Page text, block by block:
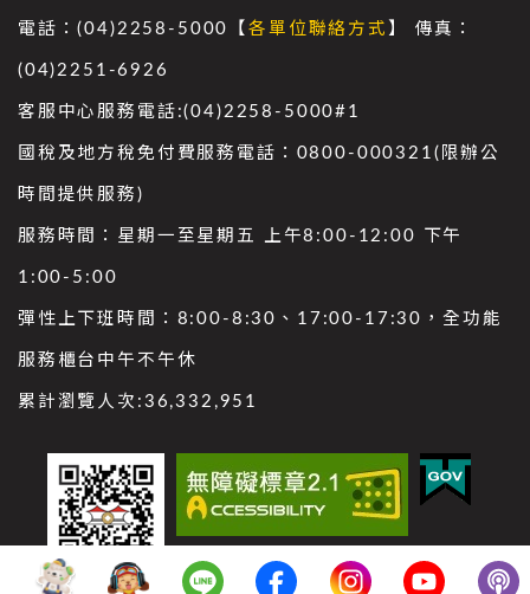
電話：(04)2258-5000【各單位聯絡方式 】 傳真：
(04)2251-6926
客服中心服務電話:(04)2258-5000#1
國稅及地方稅免付費服務電話：0800-000321(限辦公
時間提供服務)
服務時間：星期一至星期五 上午8:00-12:00 下午
1:00-5:00
彈性上下班時間：8:00-8:30、17:00-17:30，全功能
服務櫃台中午不午休
累計瀏覽人次: 36,332,951